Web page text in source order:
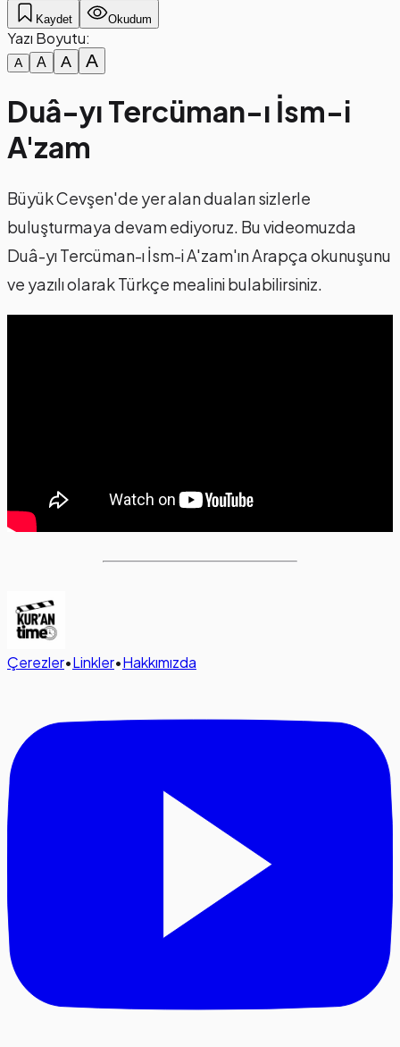
Kaydet Okudum
Yazı Boyutu:
A A A A
Duâ-yı Tercüman-ı İsm-i
A'zam
Büyük Cevşen'de yer alan duaları sizlerle
buluşturmaya devam ediyoruz. Bu videomuzda
Duâ-yı Tercüman-ı İsm-i A'zam'ın Arapça okunuşunu
ve yazılı olarak Türkçe mealini bulabilirsiniz.
Çerezler•Linkler•Hakkımızda